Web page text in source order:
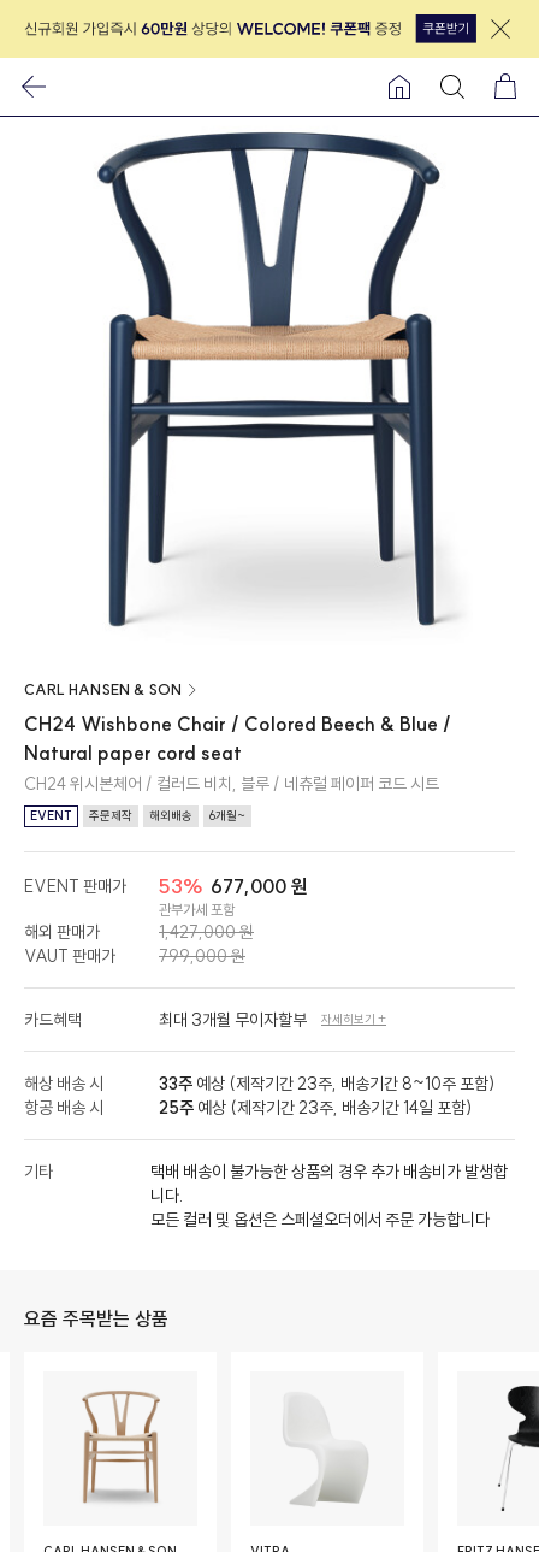
CARL HANSEN & SON
CH24 Wishbone Chair / Colored Beech & Blue /
Natural paper cord seat
CH24 위시본체어 / 컬러드 비치, 블루 / 네츄럴 페이퍼 코드 시트
EVENT 주문제작 해외배송 6개월~
해외 판매가
1,427,000 원
VAUT 판매가
799,000 원
EVENT 판매가 53% 677,000 원
관부가세 포함
카드혜택 최대 3개월 무이자할부 자세히보기 +
해상 배송 시 33주 예상 (제작기간 23주, 배송기간 8~10주 포함)
항공 배송 시
25주 예상 (제작기간 23주, 배송기간 14일 포함)
기타
택배 배송이 불가능한 상품의 경우 추가 배송비가 발생합
니다.
모든 컬러 및 옵션은 스페셜오더에서 주문 가능합니다
요즘 주목받는 상품